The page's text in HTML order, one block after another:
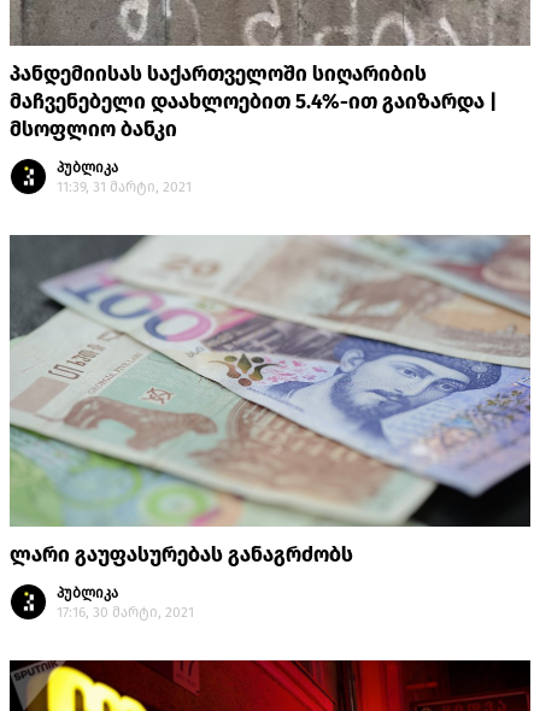
პანდემიისას საქართველოში სიღარიბის
მაჩვენებელი დაახლოებით 5.4%-ით გაიზარდა |
მსოფლიო ბანკი
პუბლიკა
11:39, 31 მარტი, 2021
ლარი გაუფასურებას განაგრძობს
პუბლიკა
17:16, 30 მარტი, 2021